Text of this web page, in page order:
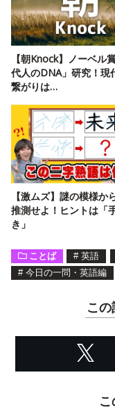
【朝Knock】ノーベル
代人のDNA」研究！現
繋がりは…
【激ムズ】謎の模様か
推測せよ！ヒントは「
き」
ことば # 英語
# 今日の一問・英語編
こ
こ